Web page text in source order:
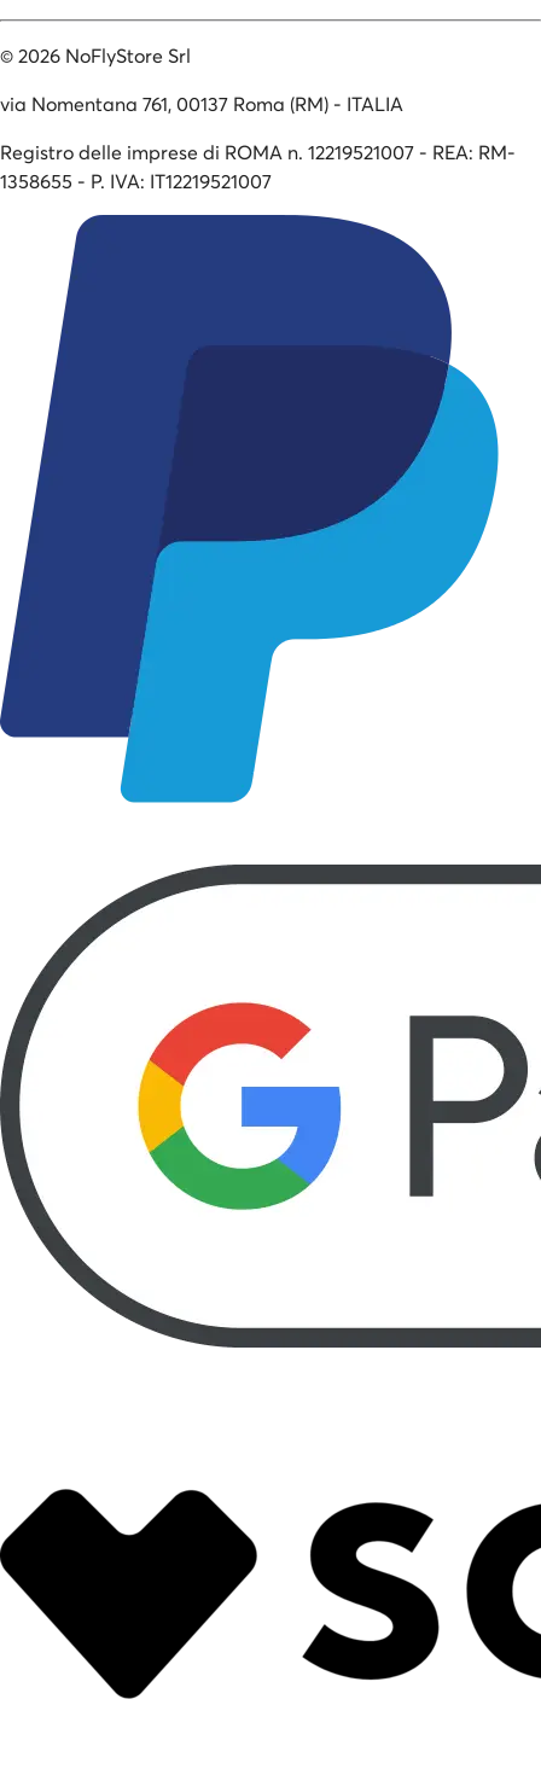
©2026 NoFlyStore Srl
via Nomentana 761, 00137 Roma (RM) - ITALIA
Registro delle imprese di ROMA n. 12219521007 - REA: RM-
1358655 - P. IVA: IT12219521007